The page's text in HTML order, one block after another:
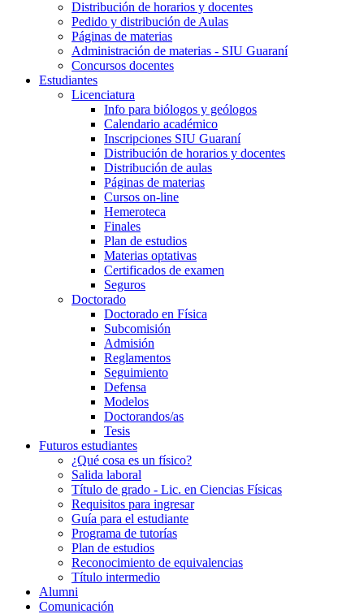
Distribución de horarios y docentes
Pedido y distribución de Aulas
Páginas de materias
Administración de materias - SIU Guaraní
Concursos docentes
Estudiantes
Licenciatura
Info para biólogos y geólogos
Calendario académico
Inscripciones SIU Guaraní
Distribución de horarios y docentes
Distribución de aulas
Páginas de materias
Cursos on-line
Hemeroteca
Finales
Plan de estudios
Materias optativas
Certificados de examen
Seguros
Doctorado
Doctorado en Física
Subcomisión
Admisión
Reglamentos
Seguimiento
Defensa
Modelos
Doctorandos/as
Tesis
Futuros estudiantes
¿Qué cosa es un físico?
Salida laboral
Título de grado - Lic. en Ciencias Físicas
Requisitos para ingresar
Guía para el estudiante
Programa de tutorías
Plan de estudios
Reconocimiento de equivalencias
Título intermedio
Alumni
Comunicación